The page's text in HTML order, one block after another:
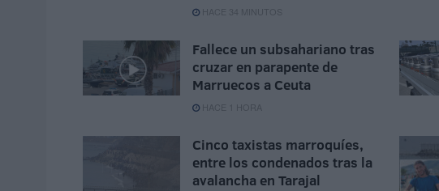
HACE 34 MINUTOS
Fallece un subsahariano tras
cruzar en parapente de
Marruecos a Ceuta
HACE 1 HORA
Cinco taxistas marroquíes,
entre los condenados tras la
avalancha en Tarajal